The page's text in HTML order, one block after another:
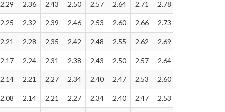
2.29 2.36 2.43 2.50 2.57 2.64 2.71 2.78
2.25 2.32 2.39 2.46 2.53 2.60 2.66 2.73
2.21 2.28 2.35 2.42 2.48 2.55 2.62 2.69
2.17 2.24 2.31 2.38 2.43 2.50 2.57 2.64
2.14 2.21 2.27 2.34 2.40 2.47 2.53 2.60
2.08 2.14 2.21 2.27 2.34 2.40 2.47 2.53